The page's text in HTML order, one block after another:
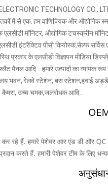
TECHNOLOGY CO.,
में से एक. हम वाणिज्यिक और औद्योगिक
मॉनिटर, औद्योगिक टचस्क्रीन
इंटरैक्टिव पीसी कियोस्क,सेल्फ
प्रकार के एलसीडी विज्ञापन मीडिया
पैनल आदि... हमारे उत्पादों का व्यापक रूप
भवन, रेलवे स्टेशन, बस स्टेशन,हवाई
कैमरा, उच्च चमक,जलरोधक आदि...
रहे हैं. हमारे पेशेवर आर एंड डी और QC
करते हैं. हमारी पेशेवर टीम के लिए